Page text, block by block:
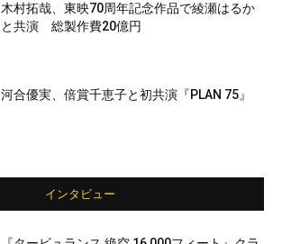
木村拓哉、東映70周年記念作品で綾瀬はるか
と共演 総製作費20億円
河合優実、倍賞千恵子と初共演『PLAN 75』
インタビュー